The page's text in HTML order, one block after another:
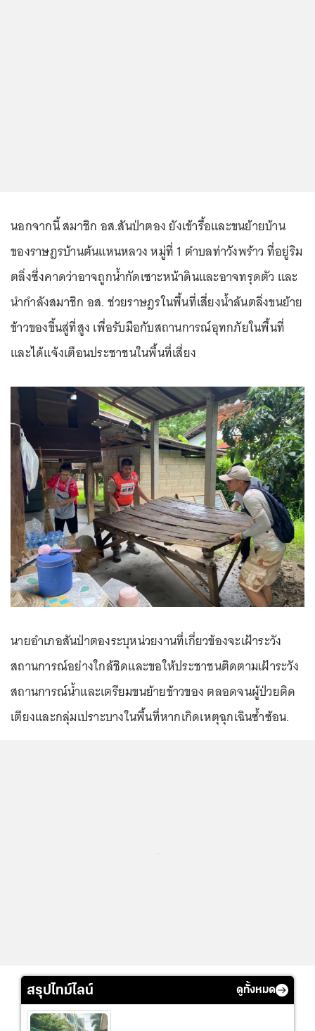
นอกจากนี้ สมาชิก อส.สันป่าตอง ยังเข้ารื้อและขนย้ายบ้าน
ของราษฎรบ้านต้นแหนหลวง หมู่ที่ 1 ตำบลท่าวังพร้าว ที่อยู่ริม
ตลิ่งซึ่งคาดว่าอาจถูกน้ำกัดเซาะหน้าดินและอาจทรุดตัว และ
นำกำลังสมาชิก อส. ช่วยราษฎรในพื้นที่เสี่ยงน้ำล้นตลิ่งขนย้าย
ข้าวของขึ้นสู่ที่สูง เพื่อรับมือกับสถานการณ์อุทกภัยในพื้นที่
และได้แจ้งเตือนประชาชนในพื้นที่เสี่ยง
นายอำเภอสันป่าตองระบุหน่วยงานที่เกี่ยวข้องจะเฝ้าระวัง
สถานการณ์อย่างใกล้ชิดและขอให้ประชาชนติดตามเฝ้าระวัง
สถานการณ์น้ำและเตรียมขนย้ายข้าวของ ตลอดจนผู้ป่วยติด
เตียงและกลุ่มเปราะบางในพื้นที่หากเกิดเหตุฉุกเฉินซ้ำซ้อน.
สรุปไทม์ไลน์ ดูทั้งหมด